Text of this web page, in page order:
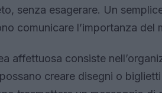
senza esagerare. Un
comunicare l’importanza del
affettuosa consiste
creare disegni o